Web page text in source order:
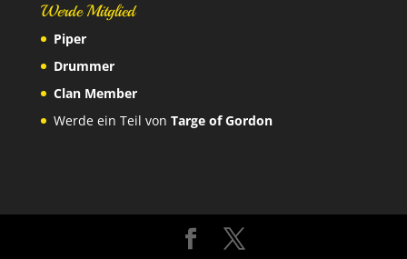
Werde Mitglied
Piper
Drummer
Clan Member
Werde ein Teil von Targe of Gordon